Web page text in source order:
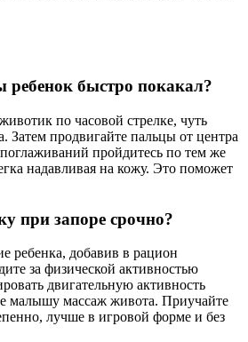
ребенок быстро покакал?
по часовой стрелке, чуть
Затем продвигайте пальцы от центра
пройдитесь по тем же
надавливая на кожу. Это поможет
при запоре срочно?
ребенка, добавив в рацион
за физической активностью
двигательную активность
малышу массаж живота. Приучайте
лучше в игровой форме и без